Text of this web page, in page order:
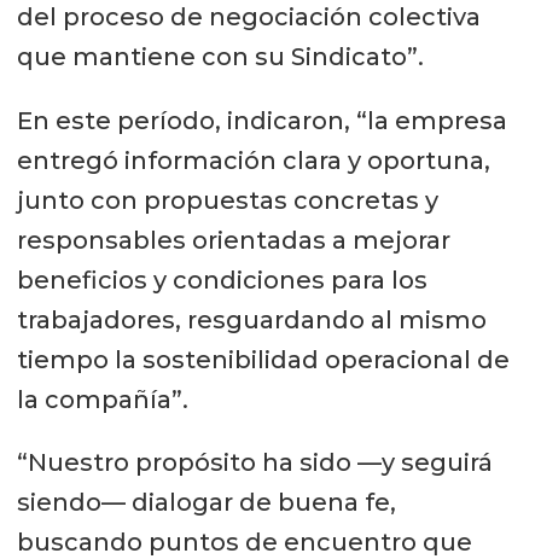
del proceso de negociación colectiva
que mantiene con su Sindicato”.
En este período, indicaron, “la empresa
entregó información clara y oportuna,
junto con propuestas concretas y
responsables orientadas a mejorar
beneficios y condiciones para los
trabajadores, resguardando al mismo
tiempo la sostenibilidad operacional de
la compañía”.
“Nuestro propósito ha sido —y seguirá
siendo— dialogar de buena fe,
buscando puntos de encuentro que